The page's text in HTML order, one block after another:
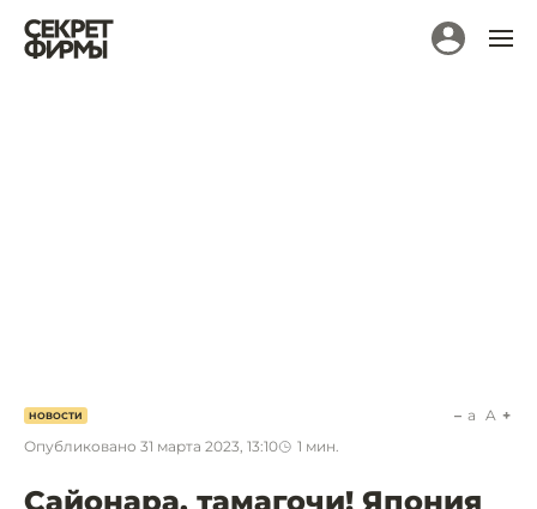
НОВОСТИ
Опубликовано 31 марта 2023, 13:10 1 мин.
a A
Сайонара, тамагочи! Япония